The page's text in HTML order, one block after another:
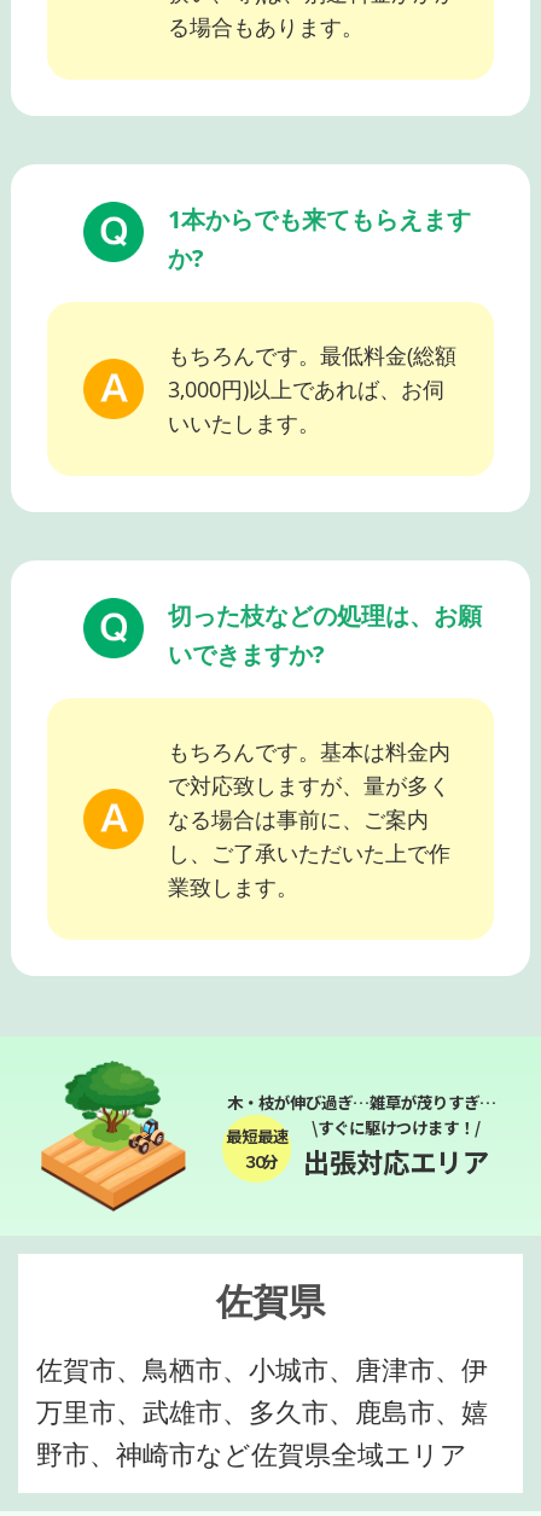
る場合もあります。
1本からでも来てもらえます
か?
もちろんです。最低料金(総額
3,000円)以上であれば、お伺
いいたします。
切った枝などの処理は、お願
いできますか?
もちろんです。基本は料金内
で対応致しますが、量が多く
なる場合は事前に、ご案内
し、ご了承いただいた上で作
業致します。
木・枝が伸び過ぎ…雑草が茂りすぎ…
最短最速
３０分
\すぐに駆けつけます！/
出張対応エリア
佐賀県
佐賀市、鳥栖市、小城市、唐津市、伊
万里市、武雄市、多久市、鹿島市、嬉
野市、神崎市など佐賀県全域エリア